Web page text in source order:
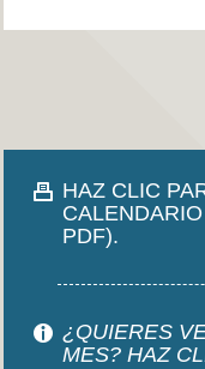
HAZ CLIC
PDF).
¿QUIERES
MES? HAZ